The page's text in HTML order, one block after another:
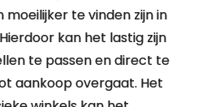
te vinden zijn in
kan het lastig zijn
te passen en direct te
aankoop overgaat. Het